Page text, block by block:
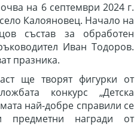
на 6 септември 2024 г.
Калояновец. Начало на
състав за обработен
Иван Тодоров.
празника.
ще творят фигурки от
конкурс „Детска
най-добре справили се
предметни награди от